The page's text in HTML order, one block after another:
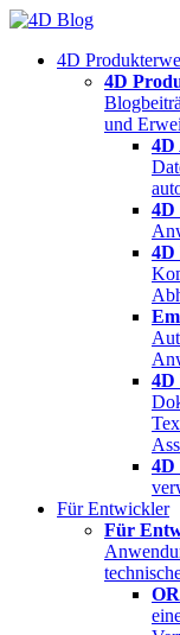
Skip
content4D
4D
und
4D
4D
4D
4D
Für Entwickler
Für